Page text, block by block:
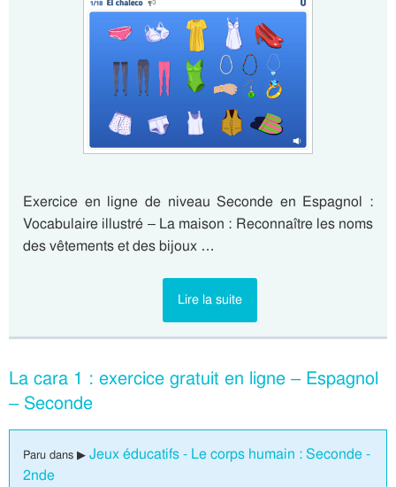
Exercice en ligne de niveau Seconde en Espagnol :
Vocabulaire illustré – La maison : Reconnaître les noms
des vêtements et des bijoux …
Lire la suite
La cara 1 : exercice gratuit en ligne – Espagnol
– Seconde
Paru dans ▶ Jeux éducatifs - Le corps humain : Seconde -
2nde